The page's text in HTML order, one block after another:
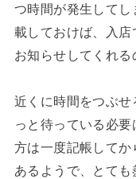
つ時間が発生して
載しておけば、入
お知らせしてくれる
近くに時間をつぶ
っと待っている必
方は一度記帳して
あるようで、とても